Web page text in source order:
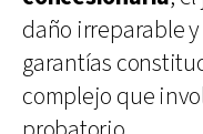
daño irreparable
garantías
complejo que